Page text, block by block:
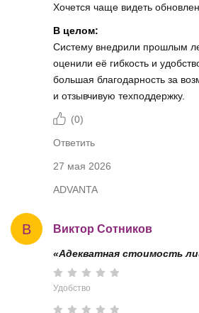
Хочется чаще видеть
В целом:
Систему внедрили прошлым
оценили её гибкость и
большая благодарность за
и отзывчивую техподдержку.
(0)
Ответить
27 мая 2026
ADVANTA
В Виктор Сотников
«Адекватная стоимость
Удобство